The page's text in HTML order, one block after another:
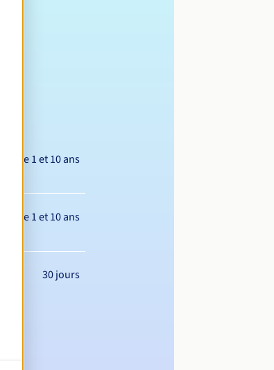
Entre 1 et 10 ans
Entre 1 et 10 ans
30 jours